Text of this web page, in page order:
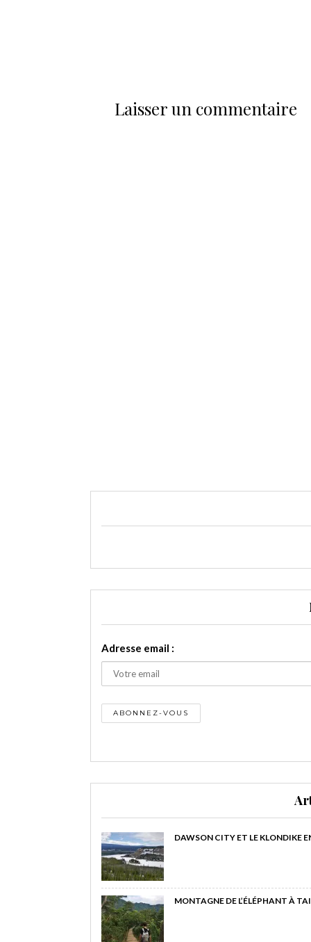
Laisser un commentaire
Adresse email :
DAWSON CITY ET LE KLONDIKE
MONTAGNE DE L’ÉLÉPHANT À